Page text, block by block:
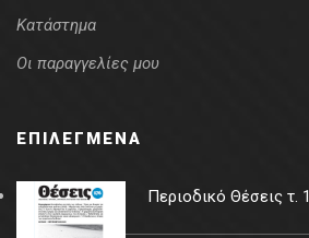
Κατάστημα
Οι παραγγελίες μου
ΕΠΙΛΕΓΜΈΝΑ
Περιοδικό Θέσεις τ.